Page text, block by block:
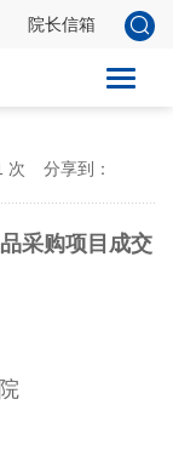
院长信箱
采购项目成交
次 分享到：
采购项目成交